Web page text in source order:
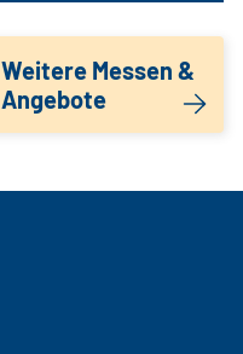
Weitere Messen &
Angebote